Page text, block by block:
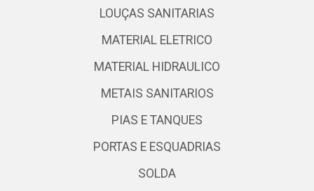
LOUÇAS SANITARIAS
MATERIAL ELETRICO
MATERIAL HIDRAULICO
METAIS SANITARIOS
PIAS E TANQUES
PORTAS E ESQUADRIAS
SOLDA